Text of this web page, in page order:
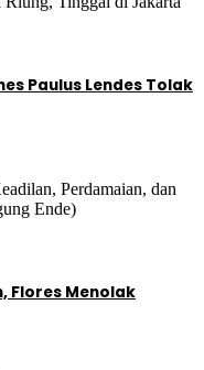
Paulus Lendes Tolak
Flores Menolak